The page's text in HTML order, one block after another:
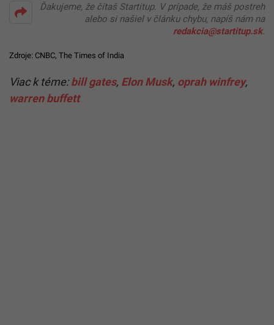
Ďakujeme, že čítaš Startitup. V prípade, že máš postreh
alebo si našiel v článku chybu, napíš nám na
redakcia@startitup.sk.
Zdroje: CNBC, The Times of India
Viac k téme:bill gates, Elon Musk, oprah winfrey,
warren buffett